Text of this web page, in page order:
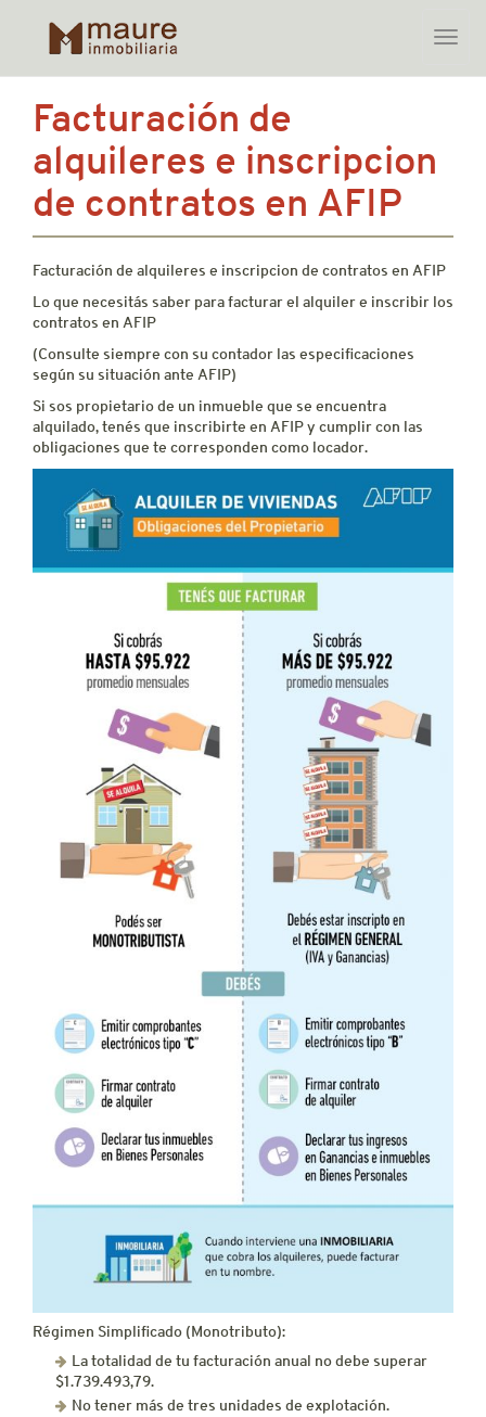
content
Toggle
Facturación de
alquileres e inscripcion
de contratos en AFIP
Facturación de alquileres e inscripcion de contratos en AFIP
Lo que necesitás saber para facturar el alquiler e inscribir los
contratos en AFIP
(Consulte siempre con su contador las especificaciones
según su situación ante AFIP)
Si sos propietario de un inmueble que se encuentra
alquilado, tenés que inscribirte en AFIP y cumplir con las
obligaciones que te corresponden como locador.
Régimen Simplificado (Monotributo):
La totalidad de tu facturación anual no debe superar
$1.739.493,79.
No tener más de tres unidades de explotación.